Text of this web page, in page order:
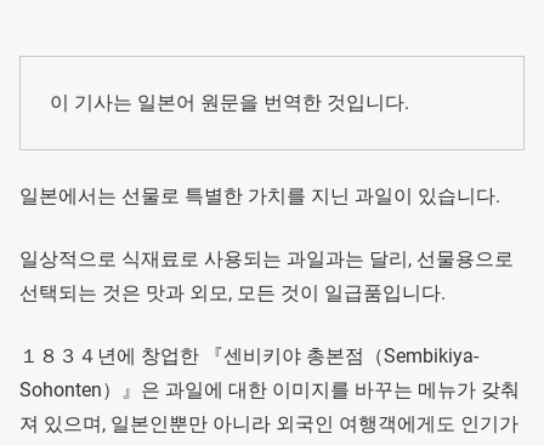
이 기사는 일본어 원문을 번역한 것입니다.
일본에서는 선물로 특별한 가치를 지닌 과일이 있습니다.
일상적으로 식재료로 사용되는 과일과는 달리, 선물용으로
선택되는 것은 맛과 외모, 모든 것이 일급품입니다.
１８３４년에 창업한 『센비키야 총본점（Sembikiya-
Sohonten）』은 과일에 대한 이미지를 바꾸는 메뉴가 갖춰
져 있으며, 일본인뿐만 아니라 외국인 여행객에게도 인기가